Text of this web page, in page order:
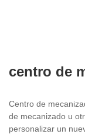
centro de
Centro de
de mecanizado u
personalizar un